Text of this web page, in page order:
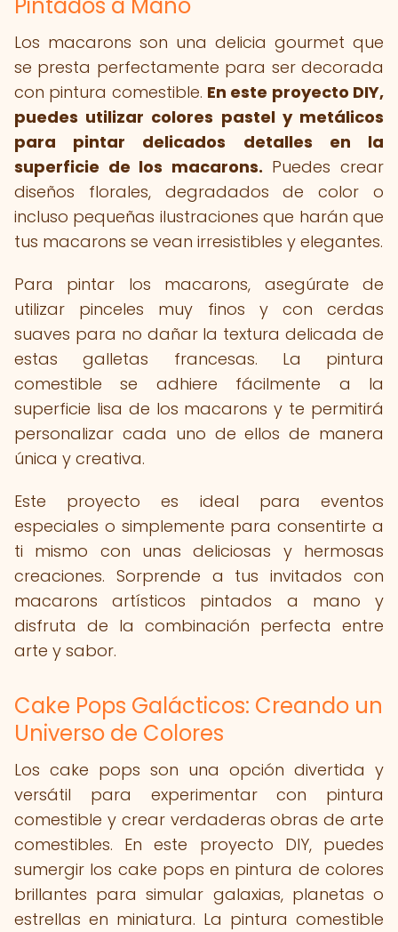
Los macarons son una delicia gourmet que
se presta perfectamente para ser decorada
con pintura comestible. En este proyecto DIY,
puedes utilizar colores pastel y metálicos
para pintar delicados detalles en la
superficie de los macarons. Puedes crear
diseños florales, degradados de color o
incluso pequeñas ilustraciones que harán que
tus macarons se vean irresistibles y elegantes.
Para pintar los macarons, asegúrate de
utilizar pinceles muy finos y con cerdas
suaves para no dañar la textura delicada de
estas galletas francesas. La pintura
comestible se adhiere fácilmente a la
superficie lisa de los macarons y te permitirá
personalizar cada uno de ellos de manera
única y creativa.
Este proyecto es ideal para eventos
especiales o simplemente para consentirte a
ti mismo con unas deliciosas y hermosas
creaciones. Sorprende a tus invitados con
macarons artísticos pintados a mano y
disfruta de la combinación perfecta entre
arte y sabor.
Cake Pops Galácticos: Creando un
Universo de Colores
Los cake pops son una opción divertida y
versátil para experimentar con pintura
comestible y crear verdaderas obras de arte
comestibles. En este proyecto DIY, puedes
sumergir los cake pops en pintura de colores
brillantes para simular galaxias, planetas o
estrellas en miniatura. La pintura comestible